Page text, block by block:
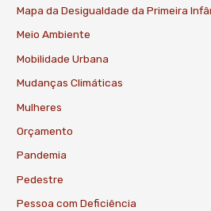
Mapa da Desigualdade da Primeira
Meio Ambiente
Mobilidade Urbana
Mudanças Climáticas
Mulheres
Orçamento
Pandemia
Pedestre
Pessoa com Deficiência